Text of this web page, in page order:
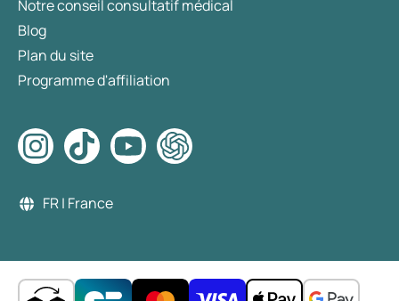
Notre conseil consultatif médical
Blog
Plan du site
Programme d'affiliation
FR | France